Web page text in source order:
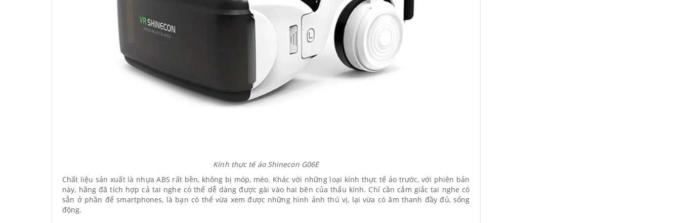
Kính thực tế áo Shinecon G06E
Chất liệu sản xuất là nhựa ABS rất bền, không bị móp, méo. Khác với những loại kính thực tế ảo trước, với phiên bản
này, hãng đã tích hợp cả tai nghe có thể dễ dàng được gài vào hai bên của thấu kính. Chỉ cần cắm giắc tai nghe có
sẵn ở phần để smartphones, là bạn có thể vừa xem được những hình ảnh thú vị, lại vừa có âm thanh đầy đủ, sống
động.